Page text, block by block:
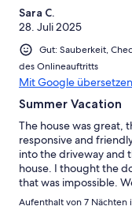
Sara C.
28. Juli 2025
Gut: Sauberkeit,
des Onlineauftritts
Mit Google übersetzen
Summer Vacation
The house was great,
responsive and
into the driveway and
house. I thought the
that was impossible.
wanted to go down to
Aufenthalt von 7 Nächten